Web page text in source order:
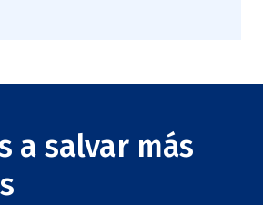
a salvar más